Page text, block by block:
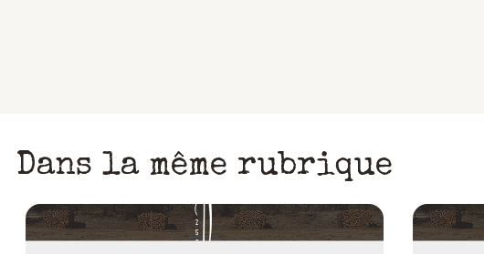
Dans la même rubrique